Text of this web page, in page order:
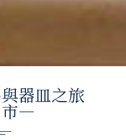
器皿之旅
—